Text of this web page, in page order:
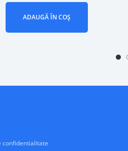
ADAUGĂ ÎN COȘ
confidentialitate